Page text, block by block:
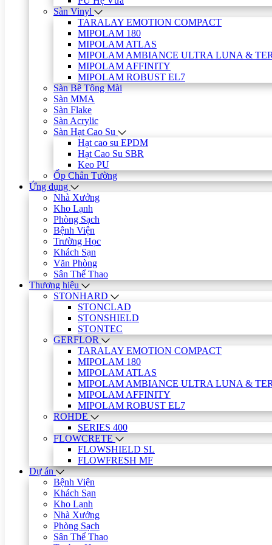
Sàn Vinyl
TARALAY EMOTION COMPACT
MIPOLAM 180
MIPOLAM ATLAS
MIPOLAM AMBIANCE ULTRA LUNA &
MIPOLAM AFFINITY
MIPOLAM ROBUST EL7
Sàn Bê Tông Mài
Sàn MMA
Sàn Flake
Sàn Acrylic
Sàn Hạt Cao Su
Hạt cao su EPDM
Hạt Cao Su SBR
Keo PU
Ốp Chân Tường
Ứng dụng
Nhà Xưởng
Kho Lạnh
Phòng Sạch
Bệnh Viện
Trường Học
Khách Sạn
Văn Phòng
Sân Thể Thao
Thương hiệu
STONHARD
STONCLAD
STONSHIELD
STONTEC
GERFLOR
TARALAY EMOTION COMPACT
MIPOLAM 180
MIPOLAM ATLAS
MIPOLAM AMBIANCE ULTRA LUNA &
MIPOLAM AFFINITY
MIPOLAM ROBUST EL7
ROHDE
SERIES 400
FLOWCRETE
FLOWSHIELD SL
FLOWFRESH MF
Dự án
Bệnh Viện
Khách Sạn
Kho Lạnh
Nhà Xưởng
Phòng Sạch
Sân Thể Thao